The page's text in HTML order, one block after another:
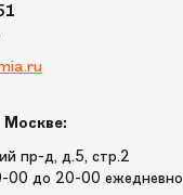
пр-д, д.5, стр.2
00 до 20-00 ежедневно